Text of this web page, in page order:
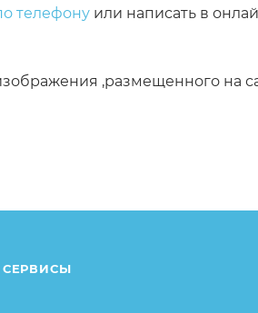
телефону или написать в
,размещенного на